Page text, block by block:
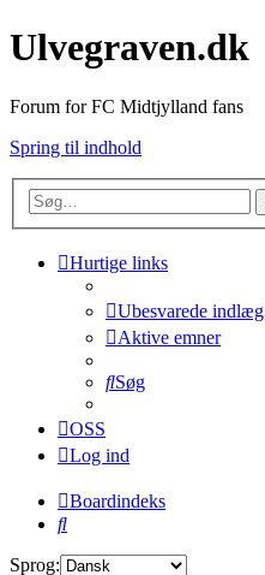
Ulvegraven.dk
Forum for FC Midtjylland fans
Spring til indhold
Hurtige links
Ubesvarede indlæg
Aktive emner
Søg
OSS
Log ind
Boardindeks
Søg
Sprog: